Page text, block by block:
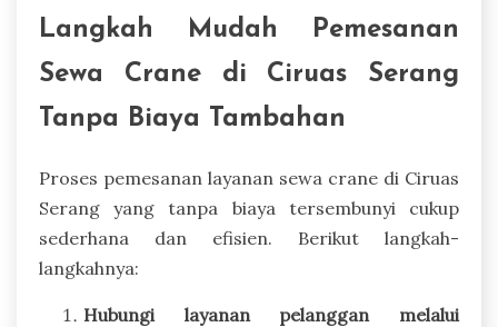
Langkah Mudah Pemesanan
Sewa Crane di Ciruas Serang
Tanpa Biaya Tambahan
Proses pemesanan layanan sewa crane di Ciruas
Serang yang tanpa biaya tersembunyi cukup
sederhana dan efisien. Berikut langkah-
langkahnya:
Hubungi layanan pelanggan melalui